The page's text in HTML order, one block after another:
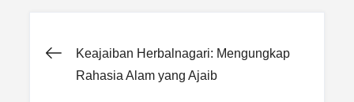
Post
Keajaiban Herbalnagari: Mengungkap
Rahasia Alam yang Ajaib